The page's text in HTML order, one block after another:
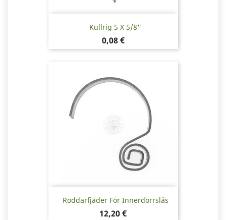
Kullrig 5 X 5/8''
Pris
0,08 €
Roddarfjäder För Innerdörrslås
Pris
12,20 €